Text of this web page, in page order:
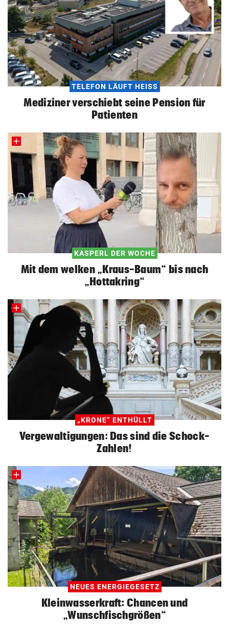
TELEFON LÄUFT HEISS
Mediziner verschiebt seine Pension für
Patienten
KASPERL DER WOCHE
Mit dem welken „Kraus-Baum“ bis nach
„Hottakring“
„KRONE“ ENTHÜLLT
Vergewaltigungen: Das sind die Schock-
Zahlen!
NEUES ENERGIEGESETZ
Kleinwasserkraft: Chancen und
„Wunschfischgrößen“